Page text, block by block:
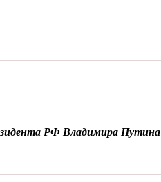
РФ Владимира Путина